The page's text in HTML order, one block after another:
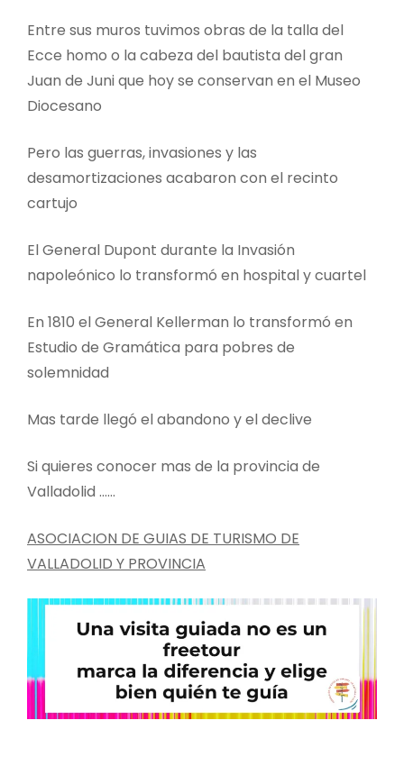
Entre sus muros tuvimos obras de la talla del
Ecce homo o la cabeza del bautista del gran
Juan de Juni que hoy se conservan en el Museo
Diocesano
Pero las guerras, invasiones y las
desamortizaciones acabaron con el recinto
cartujo
El General Dupont durante la Invasión
napoleónico lo transformó en hospital y cuartel
En 1810 el General Kellerman lo transformó en
Estudio de Gramática para pobres de
solemnidad
Mas tarde llegó el abandono y el declive
Si quieres conocer mas de la provincia de
Valladolid ……
ASOCIACION DE GUIAS DE TURISMO DE
VALLADOLID Y PROVINCIA